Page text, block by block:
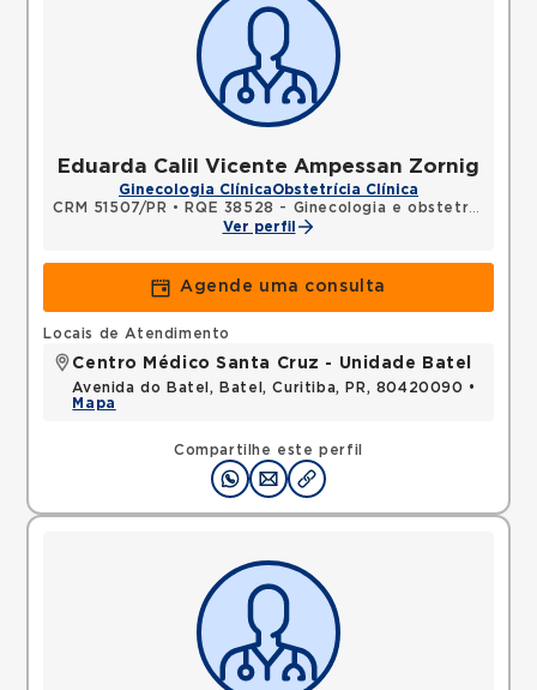
Eduarda Calil Vicente Ampessan Zornig
Ginecologia ClínicaObstetrícia Clínica
CRM 51507/PR •
RQE 38528 - Ginecologia e obstetrícia
Ver perfil
Agende uma consulta
Compartilhe este perfil
Locais de Atendimento
Centro Médico Santa Cruz - Unidade Batel
Avenida do Batel, Batel, Curitiba, PR, 80420090 •
Mapa